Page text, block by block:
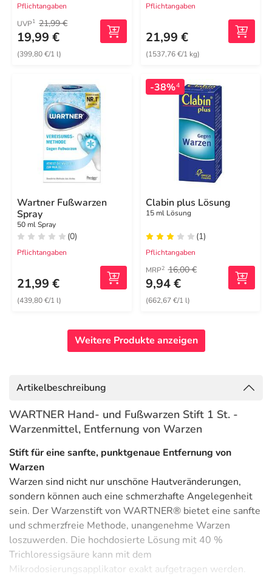
Pflichtangaben
UVP1 21,99 €
19,99 €
(399,80 €/1 l)
Pflichtangaben
21,99 €
(1537,76 €/1 kg)
Wartner Fußwarzen
Spray
50 ml Spray
(0)
Pflichtangaben
21,99 €
(439,80 €/1 l)
-38%4
Clabin plus Lösung
15 ml Lösung
(1)
Pflichtangaben
MRP2 16,00 €
9,94 €
(662,67 €/1 l)
Weitere Produkte anzeigen
Artikelbeschreibung
WARTNER Hand- und Fußwarzen Stift 1 St. -
Warzenmittel, Entfernung von Warzen
Stift für eine sanfte, punktgenaue Entfernung von
Warzen
Warzen sind nicht nur unschöne Hautveränderungen,
sondern können auch eine schmerzhafte Angelegenheit
sein. Der Warzenstift von WARTNER® bietet eine sanfte
und schmerzfreie Methode, unangenehme Warzen
loszuwerden. Die hochdosierte Lösung mit 40 %
Trichloressigsäure kann mit dem
Mikrodosierungsapplikator exakt aufgetragen werden.